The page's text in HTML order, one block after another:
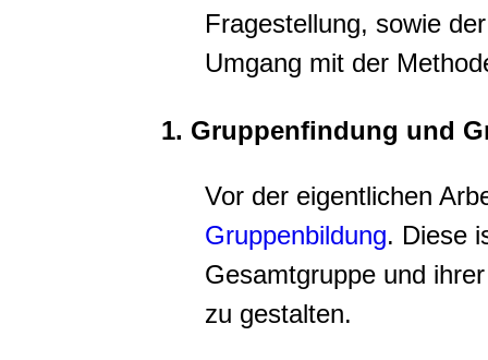
Fragestellung, sowie
Umgang mit der
1. Gruppenfindung und
Vor der eigentlichen
Gruppenbildung. Diese
Gesamtgruppe und
zu gestalten.